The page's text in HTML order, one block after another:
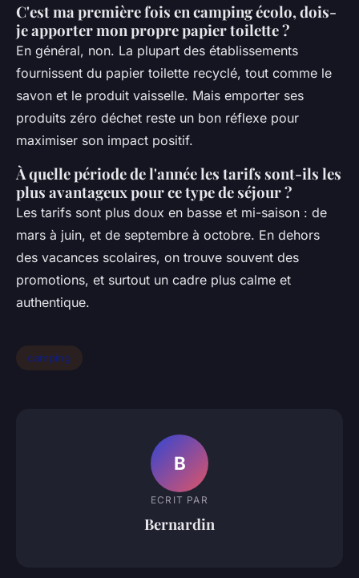
C'est ma première fois en camping écolo, dois-
je apporter mon propre papier toilette ?
En général, non. La plupart des établissements
fournissent du papier toilette recyclé, tout comme le
savon et le produit vaisselle. Mais emporter ses
produits zéro déchet reste un bon réflexe pour
maximiser son impact positif.
À quelle période de l'année les tarifs sont-ils les
plus avantageux pour ce type de séjour ?
Les tarifs sont plus doux en basse et mi-saison : de
mars à juin, et de septembre à octobre. En dehors
des vacances scolaires, on trouve souvent des
promotions, et surtout un cadre plus calme et
authentique.
camping
B
ECRIT PAR
Bernardin